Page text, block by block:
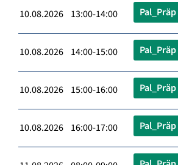
10.08.2026 13:00-14:00 Pal_Präp
10.08.2026 14:00-15:00 Pal_Präp
10.08.2026 15:00-16:00 Pal_Präp
10.08.2026 16:00-17:00 Pal_Präp